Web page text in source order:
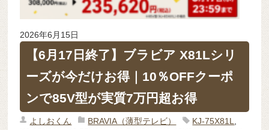
2026年6月15日
【6月17日終了】ブラビア X81Lシリ
ーズが今だけお得｜10％OFFクーポ
ンで85V型が実質7万円超お得
よしおくん BRAVIA（薄型テレビ） KJ-75X81L